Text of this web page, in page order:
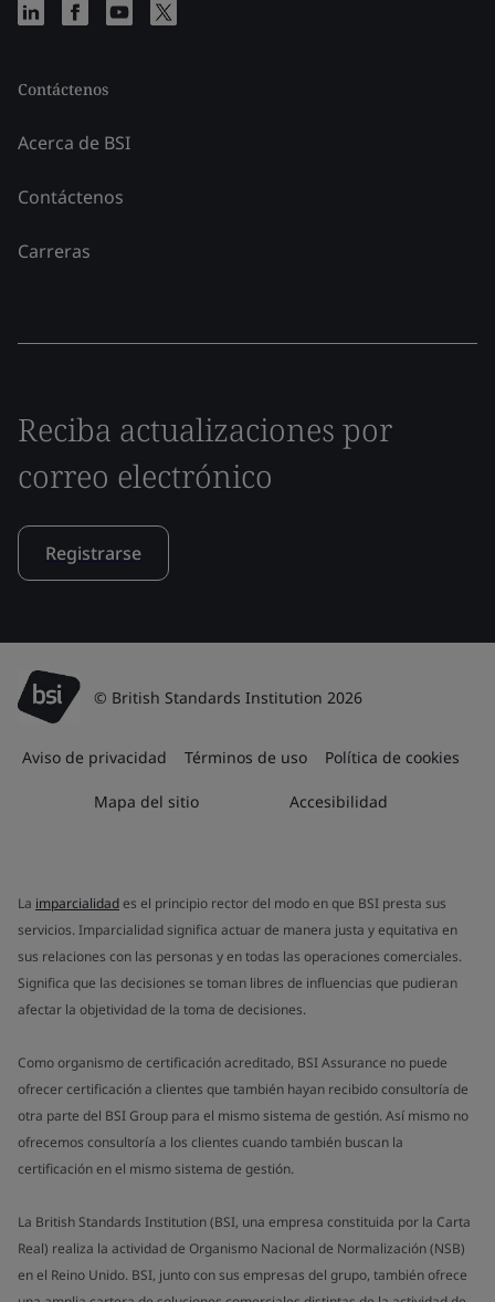
Contáctenos
Acerca de BSI
Contáctenos
Carreras
Reciba actualizaciones por
correo electrónico
Registrarse
© British Standards Institution 2026
Aviso de privacidad Términos de uso Política de cookies
Mapa del sitio Accesibilidad
La imparcialidades el principio rector del modo en que BSI presta sus
servicios. Imparcialidad significa actuar de manera justa y equitativa en
sus relaciones con las personas y en todas las operaciones comerciales.
Significa que las decisiones se toman libres de influencias que pudieran
afectar la objetividad de la toma de decisiones.
Como organismo de certificación acreditado, BSI Assurance no puede
ofrecer certificación a clientes que también hayan recibido consultoría de
otra parte del BSI Group para el mismo sistema de gestión. Así mismo no
ofrecemos consultoría a los clientes cuando también buscan la
certificación en el mismo sistema de gestión.
La British Standards Institution (BSI, una empresa constituida por la Carta
Real) realiza la actividad de Organismo Nacional de Normalización (NSB)
en el Reino Unido. BSI, junto con sus empresas del grupo, también ofrece